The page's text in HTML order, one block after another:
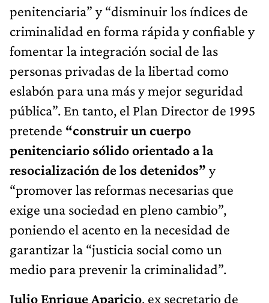
penitenciaria” y “disminuir los índices de
criminalidad en forma rápida y confiable y
fomentar la integración social de las
personas privadas de la libertad como
eslabón para una más y mejor seguridad
pública”. En tanto, el Plan Director de 1995
pretende “construir un cuerpo
penitenciario sólido orientado a la
resocialización de los detenidos” y
“promover las reformas necesarias que
exige una sociedad en pleno cambio”,
poniendo el acento en la necesidad de
garantizar la “justicia social como un
medio para prevenir la criminalidad”.
Julio Enrique Aparicio, ex secretario de